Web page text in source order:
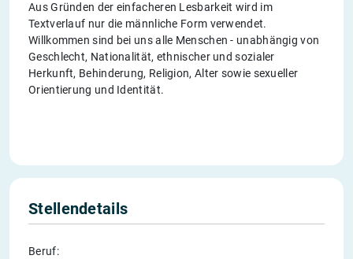
Aus Gründen der einfacheren Lesbarkeit wird im
Textverlauf nur die männliche Form verwendet.
Willkommen sind bei uns alle Menschen - unabhängig von
Geschlecht, Nationalität, ethnischer und sozialer
Herkunft, Behinderung, Religion, Alter sowie sexueller
Orientierung und Identität.
Stellendetails
Beruf: